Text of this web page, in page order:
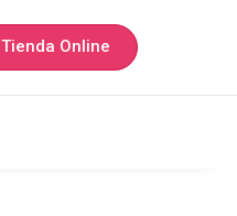
Tienda Online